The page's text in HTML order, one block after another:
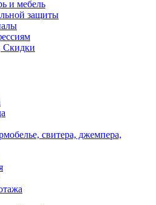
и мебель
защиты
Скидки
свитера, джемпера,